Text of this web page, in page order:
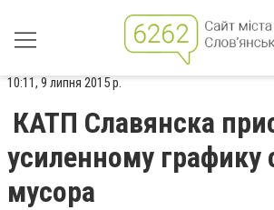
10:11, 9 липня 2015 р.
КАТП Славянска
усиленному графику
мусора